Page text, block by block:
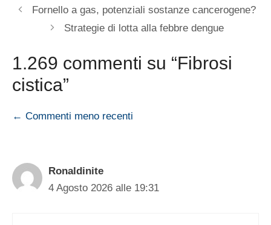
Fornello a gas, potenziali sostanze cancerogene?
Strategie di lotta alla febbre dengue
1.269 commenti su “Fibrosi
cistica”
Navigazione
← Commenti meno recenti
Ronaldinite
4 Agosto 2026 alle 19:31